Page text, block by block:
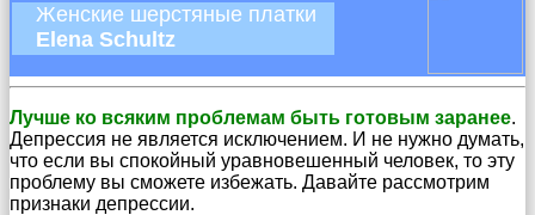
Женские шерстяные платки
Elena Schultz
Лучше ко всяким проблемам быть готовым заранее.
Депрессия не является исключением. И не нужно думать,
что если вы спокойный уравновешенный человек, то эту
проблему вы сможете избежать. Давайте рассмотрим
признаки депрессии.